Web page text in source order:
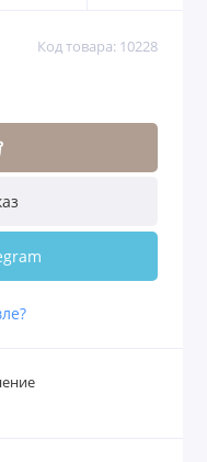
Код товара: 10228